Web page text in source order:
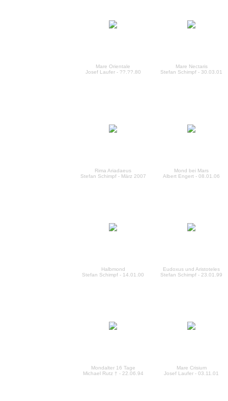
Mare Orientale
Josef Laufer - ??.??.80
Mare Nectaris
Stefan Schimpf - 30.03.01
Rima Ariadaeus
Stefan Schimpf - März 2007
Mond bei Mars
Albert Engert - 08.01.06
Halbmond
Stefan Schimpf - 14.01.00
Eudoxus und Aristoteles
Stefan Schimpf - 23.01.99
Mondalter 16 Tage
Michael Rutz † - 22.06.94
Mare Crisium
Josef Laufer - 03.11.01